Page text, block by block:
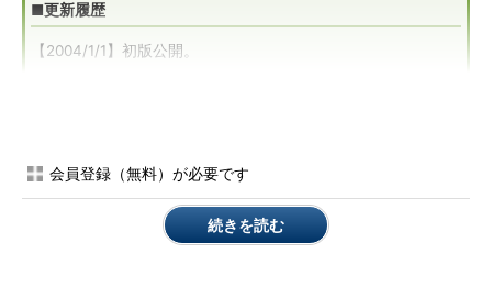
■更新履歴
【2004/1/1】初版公開。
会員登録（無料）が必要です
続きを読む